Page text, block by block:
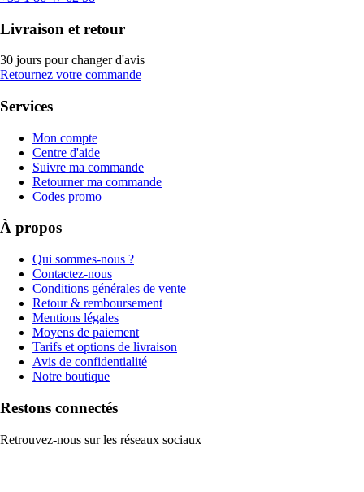
Livraison et retour
30 jours pour changer d'avis
Retournez votre commande
Services
Mon compte
Centre d'aide
Suivre ma commande
Retourner ma commande
Codes promo
À propos
Qui sommes-nous ?
Contactez-nous
Conditions générales de vente
Retour & remboursement
Mentions légales
Moyens de paiement
Tarifs et options de livraison
Avis de confidentialité
Notre boutique
Restons connectés
Retrouvez-nous sur les réseaux sociaux